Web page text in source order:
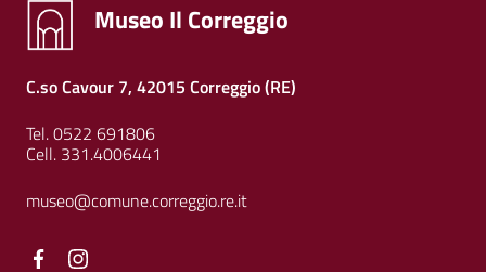
Museo Il Correggio
C.so Cavour 7, 42015 Correggio (RE)
Tel. 0522 691806
Cell. 331.4006441
museo@comune.correggio.re.it
Facebook